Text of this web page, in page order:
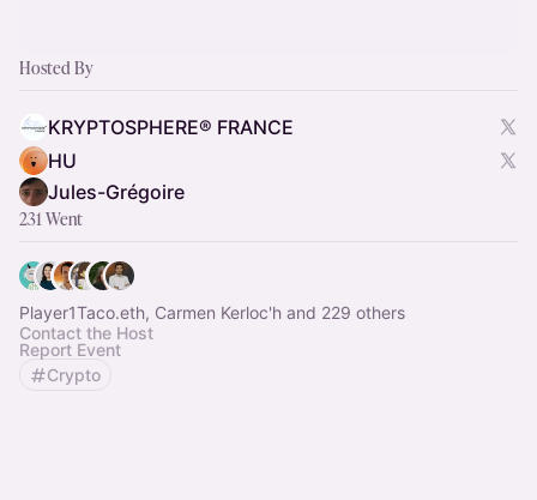
Hosted By
KRYPTOSPHERE® FRANCE
HU
Jules-Grégoire
231 Went
Player1Taco.eth, Carmen Kerloc'h and 229 others
Contact the Host
Report Event
Crypto